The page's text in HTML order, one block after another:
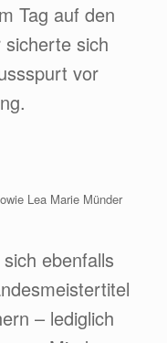
Tag auf den
sich
vor
Lea Marie Münder
ebenfalls
– lediglich